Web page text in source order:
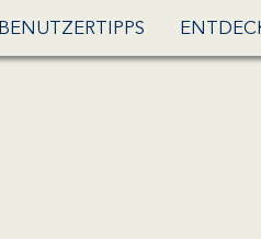
BENUTZERTIPPS